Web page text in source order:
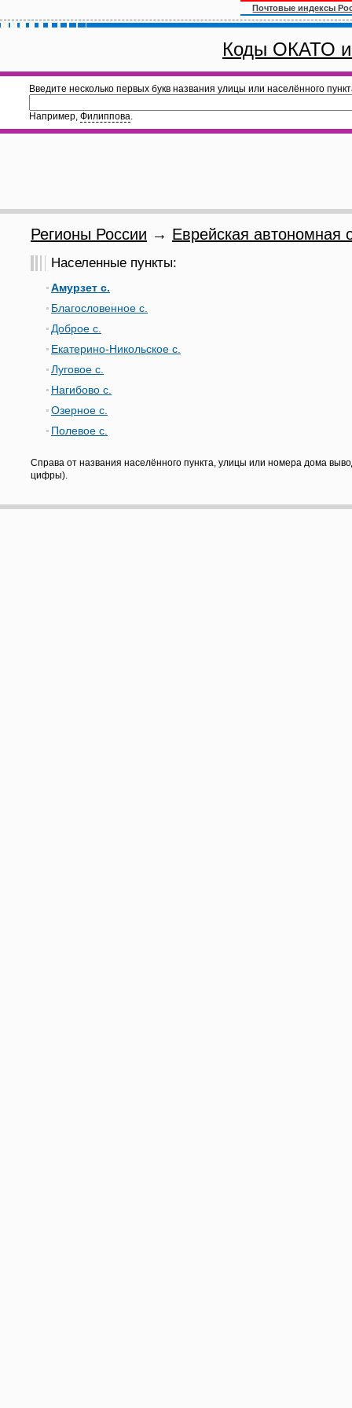
Почтовые индексы
Коды ОКАТО
Введите несколько первых букв названия улицы или населённого
Например, Филиппова.
Регионы России → Еврейская автономная
Населенные пункты:
Амурзет с.
Благословенное с.
Доброе с.
Екатерино-Никольское с.
Луговое с.
Нагибово с.
Озерное с.
Полевое с.
Справа от названия населённого пункта, улицы или номера дома
цифры).